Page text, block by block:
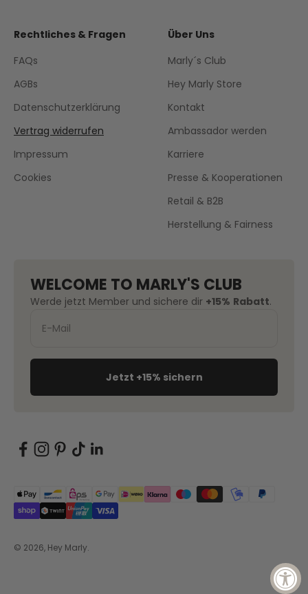
Rechtliches & Fragen
FAQs
AGBs
Datenschutzerklärung
Vertrag widerrufen
Impressum
Cookies
Über Uns
Marly´s Club
Hey Marly Store
Kontakt
Ambassador werden
Karriere
Presse & Kooperationen
Retail & B2B
Herstellung & Fairness
WELCOME TO MARLY'S CLUB
Werde jetzt Member und sichere dir +15% Rabatt.
Jetzt +15% sichern
© 2026, Hey Marly.